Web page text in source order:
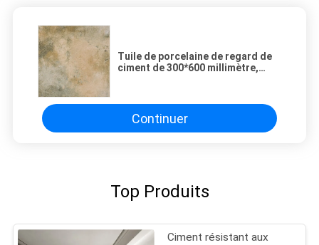
Tuile de porcelaine de regard de
ciment de 300*600 millimètre,
Continuer
Top Produits
Ciment résistant aux